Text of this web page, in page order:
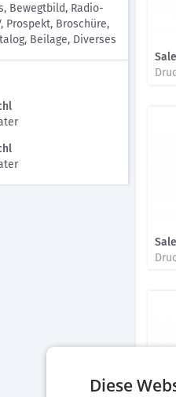
Bewegtbild, Radio-
Prospekt, Broschüre,
Beilage, Diverses
Diese